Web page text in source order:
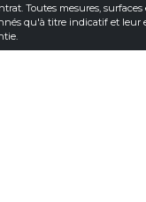
Toutes mesures, surfaces
qu'à titre indicatif et leur